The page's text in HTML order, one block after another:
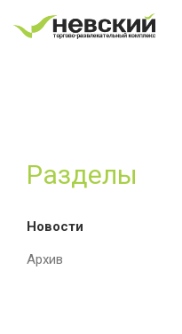
Разделы
Новости
Архив